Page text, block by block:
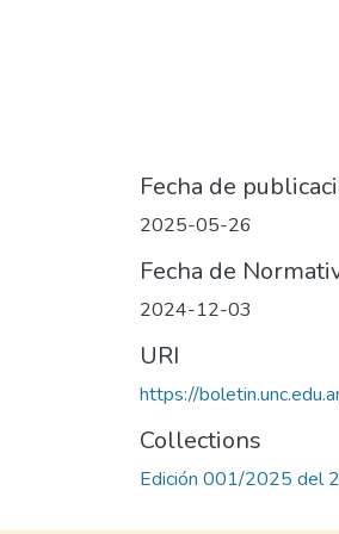
Fecha de
2025-05-26
Fecha de
2024-12-03
URI
https://
Collections
Edición 001/2025 del